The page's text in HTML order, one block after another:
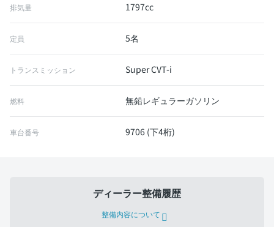
排気量 1797cc
定員 5名
トランスミッション Super CVT-i
燃料 無鉛レギュラーガソリン
車台番号 9706 (下4桁)
ディーラー整備履歴
整備内容について